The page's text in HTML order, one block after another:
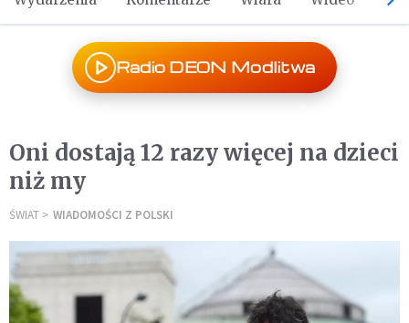
Radio DEON Modlitwa
Oni dostają 12 razy więcej na dzieci
niż my
ŚWIAT WIADOMOŚCI Z POLSKI